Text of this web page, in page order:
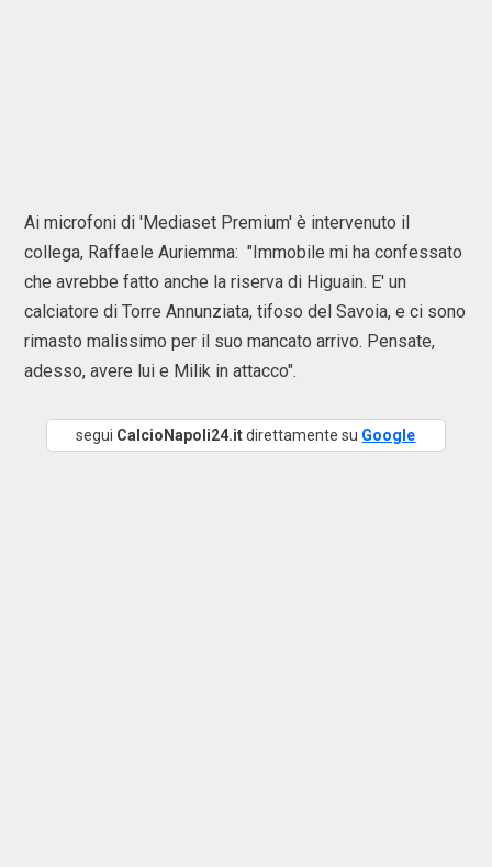
Ai microfoni di 'Mediaset Premium' è intervenuto il
collega, Raffaele Auriemma: "Immobile mi ha confessato
che avrebbe fatto anche la riserva di Higuain. E' un
calciatore di Torre Annunziata, tifoso del Savoia, e ci sono
rimasto malissimo per il suo mancato arrivo. Pensate,
adesso, avere lui e Milik in attacco".
segui CalcioNapoli24.itdirettamente su Google